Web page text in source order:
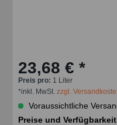
23,68 € *
Preis pro: 1 Liter
*inkl. MwSt. zzgl.
Voraussichtliche
Preise und